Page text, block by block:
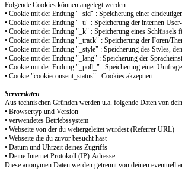
Folgende Cookies können angelegt werden:
• Cookie mit der Endung "_sid" : Speicherung einer
• Cookie mit der Endung "_u" : Speicherung der internen
• Cookie mit der Endung "_k" : Speicherung eines Schlüssels
• Cookie mit der Endung "_track" : Speicherung der Foren/
• Cookie mit der Endung "_style" : Speicherung des Styles,
• Cookie mit der Endung "_lang" : Speicherung der
• Cookie mit der Endung "_poll_" : Speicherung einer
• Cookie "cookieconsent_status" : Cookies akzeptiert
Serverdaten
Aus technischen Gründen werden u.a. folgende Daten von
• Browsertyp und Version
• verwendetes Betriebssystem
• Webseite von der du weitergeleitet wurdest (Referrer URL)
• Webseite die du zuvor besucht hast
• Datum und Uhrzeit deines Zugriffs
• Deine Internet Protokoll (IP)-Adresse.
Diese anonymen Daten werden getrennt von deinen eventuell